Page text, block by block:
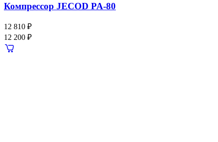
Компрессор JECOD PA-80
12 810 ₽
12 200 ₽